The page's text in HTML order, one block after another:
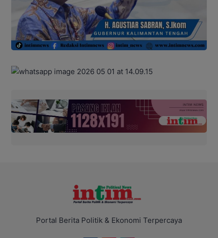
Portal Berita Politik & Ekonomi Terpercaya